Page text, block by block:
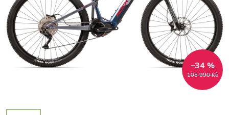
105 990 Kč
–34 %